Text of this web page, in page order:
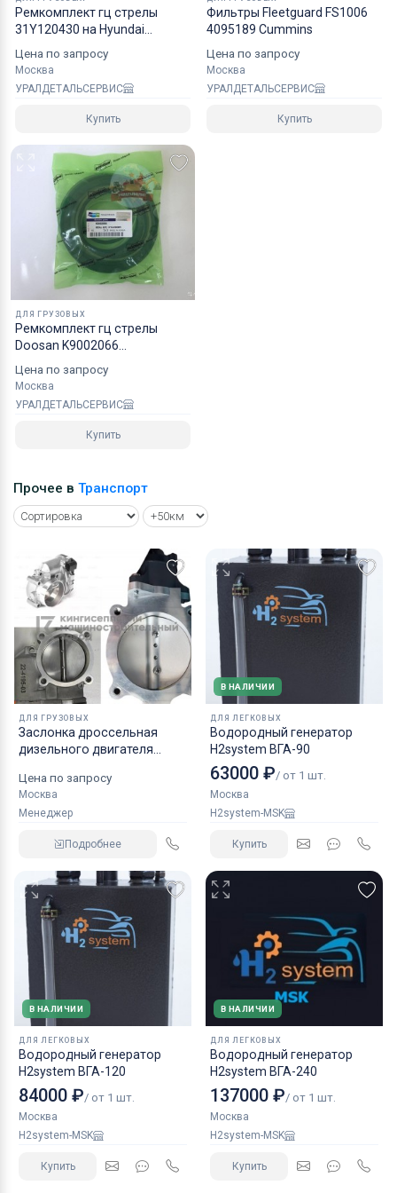
Ремкомплект гц стрелы
31Y120430 на Hyundai
Цена по запросу
Москва
УРАЛДЕТАЛЬСЕРВИС
Купить
Фильтры Fleetguard FS1006
4095189 Cummins
Цена по запросу
Москва
УРАЛДЕТАЛЬСЕРВИС
Купить
ДЛЯ ГРУЗОВЫХ
Ремкомплект гц стрелы
Doosan K9002066
Цена по запросу
Москва
УРАЛДЕТАЛЬСЕРВИС
Купить
Прочее в Транспорт
ДЛЯ ГРУЗОВЫХ
Заслонка дроссельная
дизельного двигателя
Цена по запросу
Москва
Менеджер
Подробнее
В НАЛИЧИИ
ДЛЯ ЛЕГКОВЫХ
Водородный генератор
H2system ВГА-90
63000 ₽/ от 1 шт.
Москва
H2system-MSK
Купить
В НАЛИЧИИ
ДЛЯ ЛЕГКОВЫХ
Водородный генератор
H2system ВГА-120
84000 ₽/ от 1 шт.
Москва
H2system-MSK
Купить
В НАЛИЧИИ
ДЛЯ ЛЕГКОВЫХ
Водородный генератор
H2system ВГА-240
137000 ₽/ от 1 шт.
Москва
H2system-MSK
Купить